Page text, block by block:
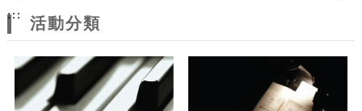
:::
活動分類